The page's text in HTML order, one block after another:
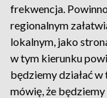
frekwencja.
regionalnym
lokalnym, jako
w tym kierunku
będziemy działać
mówię, że